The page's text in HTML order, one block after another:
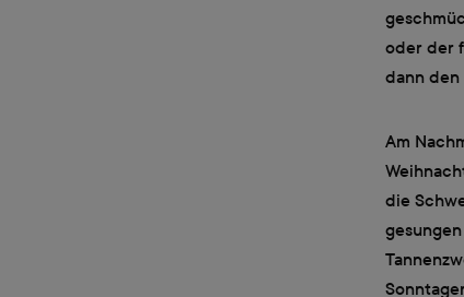
oder der
dann den
Am
die